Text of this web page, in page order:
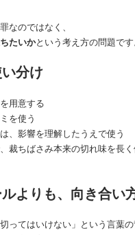
なのではなく、
たいかという考え方の問題です
分け
用意する
を使う
、影響を理解したうえで使う
裁ちばさみ本来の切れ味を長
よりも、向き合い
ってはいけない」という言葉の